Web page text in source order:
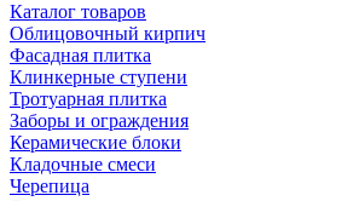
Каталог товаров
Облицовочный кирпич
Фасадная плитка
Клинкерные ступени
Тротуарная плитка
Заборы и ограждения
Керамические блоки
Кладочные смеси
Черепица